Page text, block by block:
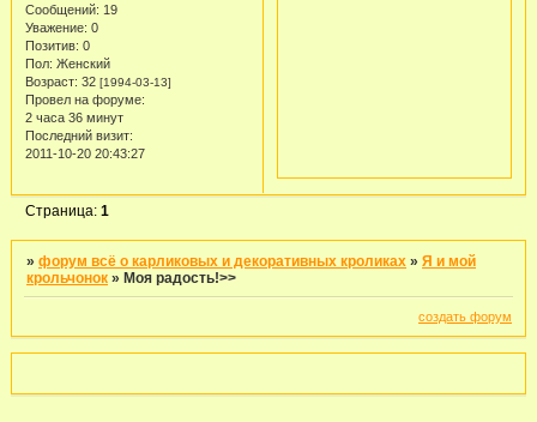
Сообщений: 19
Уважение: 0
Позитив: 0
Пол: Женский
Возраст: 32 [1994-03-13]
Провел на форуме:
2 часа 36 минут
Последний визит:
2011-10-20 20:43:27
Страница:1
»форум всё о карликовых и декоративных кроликах »Я и мой
крольчонок » Моя радость!>>
создать форум